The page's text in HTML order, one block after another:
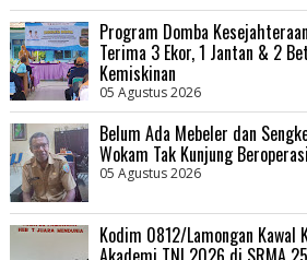
Program Domba
Terima 3 Ekor, 1 Jantan & 2
Kemiskinan
05 Agustus 2026
Belum Ada Mebeler dan
Wokam Tak Kunjung Beroperasi
05 Agustus 2026
Kodim 0812/Lamongan Kawal